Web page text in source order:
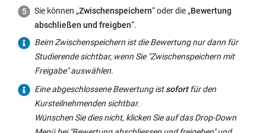
Sie können „Zwischenspeichern“ oder die „Bewertung
abschließen und freigben“.
Beim Zwischenspeichern ist die Bewertung nur dann für
Studierende sichtbar, wenn Sie "Zwischenspeichern mit
Freigabe" auswählen.
Eine abgeschlossene Bewertung istsofortfür den
Kursteilnehmenden sichtbar.
Wünschen Sie dies nicht, klicken Sie auf das Drop-Down